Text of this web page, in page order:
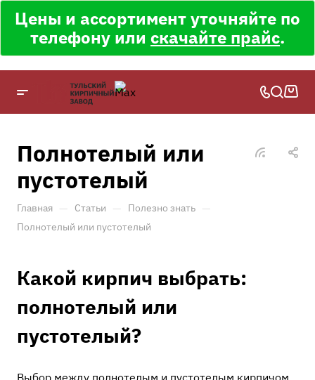
Цены и ассортимент уточняйте по
телефону или скачайте прайс.
Полнотелый или
пустотелый
Главная — Статьи — Полезно знать —
Полнотелый или пустотелый
Какой кирпич выбрать:
полнотелый или
пустотелый?
Выбор между полнотелым и пустотелым кирпичом